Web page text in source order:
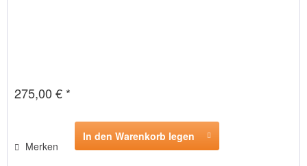
275,00 € *
Merken
In den Warenkorb legen